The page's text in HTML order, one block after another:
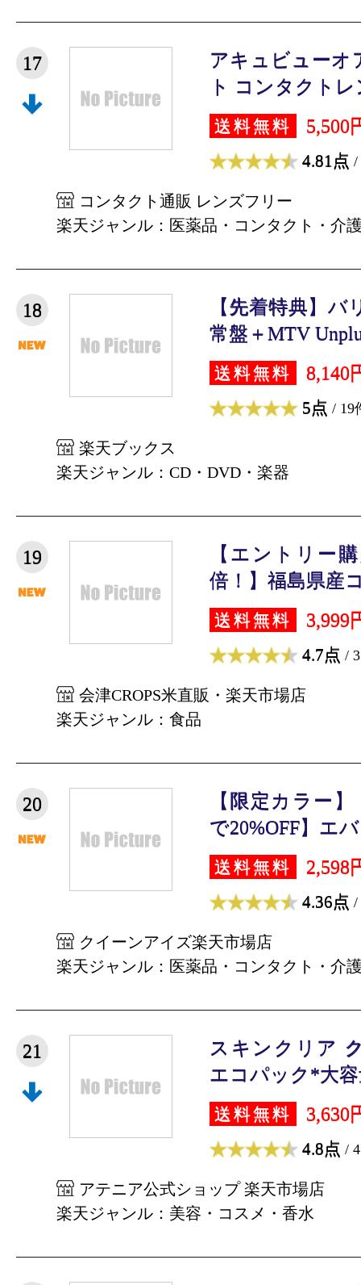
17
アキュビューオ
ト コンタクトレ
送料無料 5,500
4.81点 /
コンタクト通販 レンズフリー
楽天ジャンル：医薬品・コンタクト・介
18
【先着特典】バ
常盤＋MTV
送料無料 8,140
5点 / 19
楽天ブックス
楽天ジャンル：CD・DVD・楽器
19
【エントリー
倍！】福島県産
送料無料 3,999
4.7点 /
会津CROPS米直販・楽天市場店
楽天ジャンル：食品
20
【限定カラー
で20%OFF】エ
送料無料 2,598
4.36点 /
クイーンアイズ楽天市場店
楽天ジャンル：医薬品・コンタクト・介
21
スキンクリア
エコパック*大容
送料無料 3,630
4.8点 /
アテニア公式ショップ 楽天市場店
楽天ジャンル：美容・コスメ・香水